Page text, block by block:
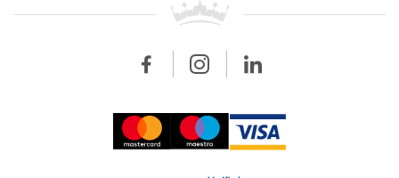
Velkoobchod
O společnosti Carollinum
Aktuality a oznámení